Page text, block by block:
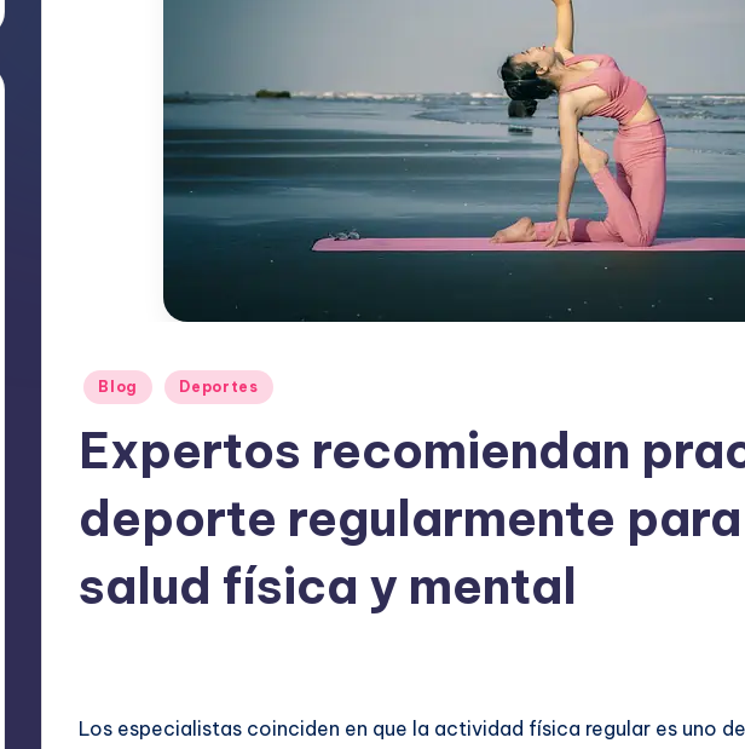
Publicado
Blog Deportes
Expertos recomiendan
deporte regularmente
salud física y mental
Los especialistas coinciden en que la actividad física regular es uno